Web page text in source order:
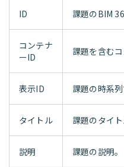
ID 課題のBIM
コンテナ
ーID
課題を含む
表示ID 課題の時系
タイトル 課題のタイト
説明 課題の説明。